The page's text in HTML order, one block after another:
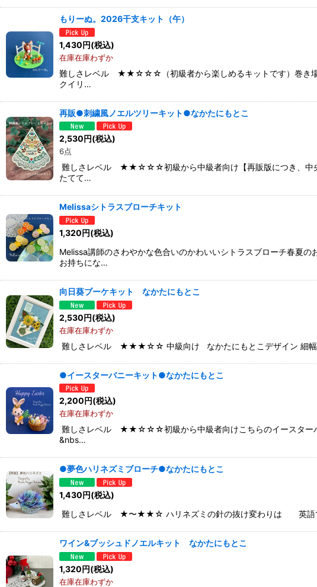
もりーぬ。2026干支キット（午）
1,430円(税込)
在庫在庫わずか
難しさレベル ★★☆☆☆（初級者から楽しめるキットです）巻き場の
クイリ…
再販●刺繍風ノエルツリーキット●なかたにもとこ
2,530円(税込)
6点
難しさレベル ★★☆☆☆初級から中級者向け【再販版につき、中央
たてて…
Melissaシトラスブローチキット
1,320円(税込)
Melissa講師のさわやかな色合いのかわいいシトラスブローチ春夏
お持ちにな…
向日葵ブーケキット なかたにもとこ
2,530円(税込)
在庫在庫わずか
難しさレベル ★★★☆☆ 中級向け なかたにもとこデザイン 細幅を
●イースターバニーキット●なかたにもとこ
2,200円(税込)
在庫在庫わずか
難しさレベル ★★☆☆☆初級から中級者向けこちらのイースターバ
&nbs…
●夢色ハリネズミブローチ●なかたにもとこ
1,430円(税込)
難しさレベル ★〜★★☆ ハリネズミの針の抜け変わりは 英語でな
ワイン&ブッシュドノエルキット なかたにもとこ
1,320円(税込)
在庫在庫わずか